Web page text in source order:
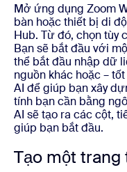
Mở ứng dụng Zoom
bàn hoặc thiết bị di
Hub. Từ đó, chọn tùy
Bạn sẽ bắt đầu với
thể bắt đầu nhập dữ
nguồn khác hoặc –
AI để giúp bạn xây
tính bạn cần bằng
AI sẽ tạo ra các cột,
giúp bạn bắt đầu.
Tạo một